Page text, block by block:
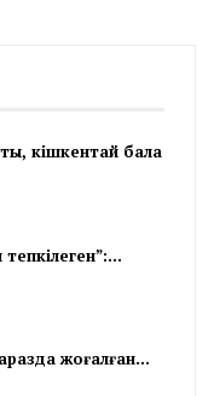
кішкентай бала
жоғалған…